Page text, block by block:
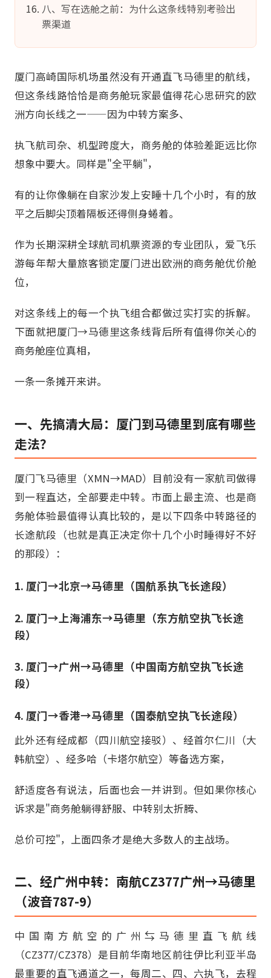
八、写在选舱之前：为什么这条线特别考验出
票渠道
厦门高崎国际机场虽然没有开通直飞马德里的航线，
但这条线路恰恰是商务舱玩家最值得花心思研究的欧
洲方向长线之一——因为中转方案多、
执飞航司杂、机型跨度大，商务舱的体验差距远比你
想象中要大。同样是"全平躺"，
有的让你像躺在自家沙发上安睡十几个小时，有的放
平之后脚尖顶着隔板还得侧身蜷着。
作为长期深耕全球航司机票资源的专业团队，爱飞乐
游每年帮大量旅客锁定厦门进出欧洲的商务舱优价舱
位，
对这条线上的每一个执飞组合都做过实打实的拆解。
下面就把厦门→马德里这条线背后所有值得你关心的
商务舱座位真相，
一条一条摊开来讲。
一、先搞清大局：厦门到马德里到底有哪些
走法？
厦门飞马德里（XMN→MAD）目前没有一家航司做得
到一程直达，全部要走中转。市面上最主流、也是商
务舱体验最值得认真比较的，是以下四条中转路径的
长途航段（也就是真正决定你十几个小时睡得好不好
的那段）：
1. 厦门→北京→马德里（国航系执飞长途段）
2. 厦门→上海浦东→马德里（东方航空执飞长途
段）
3. 厦门→广州→马德里（中国南方航空执飞长途
段）
4. 厦门→香港→马德里（国泰航空执飞长途段）
此外还有经成都（四川航空接驳）、经首尔仁川（大
韩航空）、经多哈（卡塔尔航空）等备选方案，
舒适度各有说法，后面也会一并讲到。但如果你核心
诉求是"商务舱躺得舒服、中转别太折腾、
总价可控"，上面四条才是绝大多数人的主战场。
二、经广州中转：南航CZ377广州→马德里
（波音787-9）
中国南方航空的广州⇆马德里直飞航线
（CZ377/CZ378）是目前华南地区前往伊比利亚半岛
最重要的直飞通道之一，每周二、四、六执飞，去程